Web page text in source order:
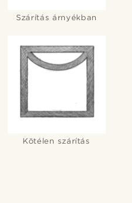
Szárítás árnyékban
Kötélen szárítás